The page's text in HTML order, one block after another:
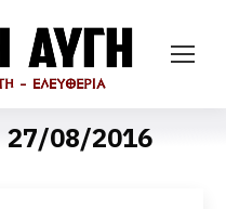
27/08/2016